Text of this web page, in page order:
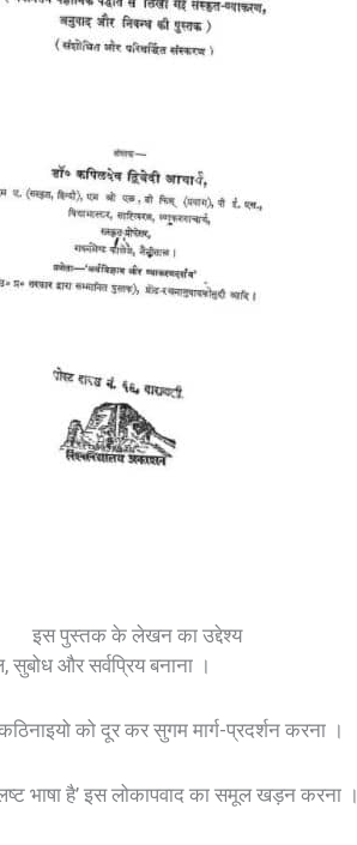
इस पुस्तक के लेखन का उद्देश्य
और सर्वप्रिय बनाना ।
को दूर कर सुगम मार्ग-प्रदर्शन करना ।
भाषा है’ इस लोकापवाद का समूल खड़न करना ।